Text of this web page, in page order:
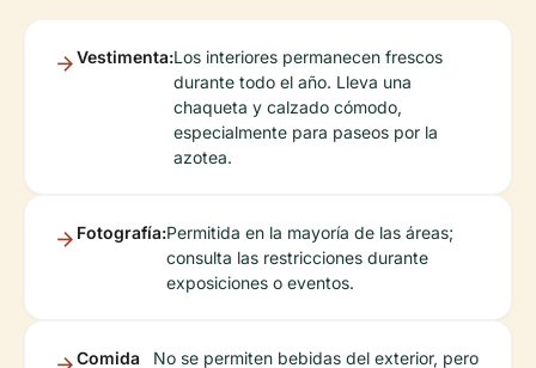
Vestimenta:Los interiores permanecen frescos
durante todo el año. Lleva una
chaqueta y calzado cómodo,
especialmente para paseos por la
azotea.
Fotografía:Permitida en la mayoría de las áreas;
consulta las restricciones durante
exposiciones o eventos.
Comida
No se permiten bebidas del exterior, pero